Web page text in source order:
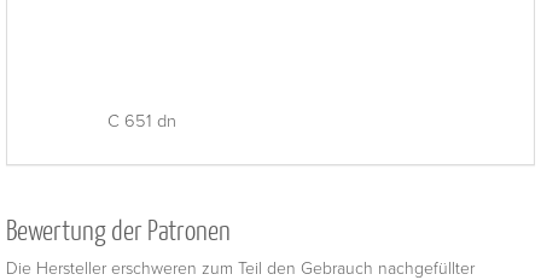
C 651 dn
Bewertung der Patronen
Die Hersteller erschweren zum Teil den Gebrauch nachgefüllter